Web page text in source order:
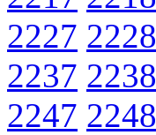
2227 2228
2237 2238
2247 2248